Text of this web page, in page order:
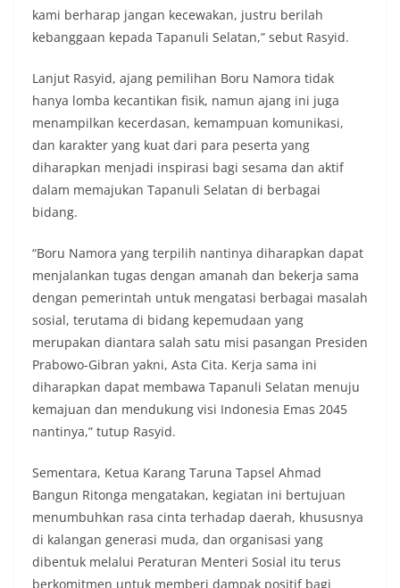
warning) guna mengantisipasi potensi gangguan
keamanan dan ketertiban masyarakat
(Kamtibmas) di lingkungan tempat tinggal warga.
Bhabinkamtibmas dapat menghimpun informasi
awal terkait situasi sosial, potensi kerawanan,
maupun hal-hal yang dapat mengganggu
kondusivitas wilayah, khususnya menjelang
perayaan HUT Kemerdekaan RI yang biasanya
diwarnai dengan berbagai kegiatan dan
keramaian warga.‎‎Dengan adanya deteksi dini ini,
dan kondusif hingga puncak perayaan HUT
Kemerdekaan RI berlangsung.‎‎Wujud Kedekatan
Polri dengan Masyarakat‎Kegiatan sambang Door
to Door System ini merupakan salah satu bentuk
implementasi program Polri Presisi yang
mengedepankan kehadiran dan kedekatan
personel Kepolisian dengan masyarakat. Melalui
kegiatan semacam ini, Bhabinkamtibmas tidak
hanya berperan sebagai penyampai informasi
dan imbauan, tetapi juga sebagai mitra
masyarakat dalam menjaga keamanan lingkungan
Bhabinkamtibmas di tengah-tengah warga
diharapkan dapat semakin mempererat
hubungan kemitraan antara Polri dan
masyarakat, sekaligus membangun kesadaran
kolektif warga akan pentingnya menjaga
keamanan, ketertiban, dan kekompakan
lingkungan, khususnya dalam menyambut
kami berharap jangan kecewakan, justru berilah
kebanggaan kepada Tapanuli Selatan,” sebut Rasyid.
Lanjut Rasyid, ajang pemilihan Boru Namora tidak
hanya lomba kecantikan fisik, namun ajang ini juga
menampilkan kecerdasan, kemampuan komunikasi,
dan karakter yang kuat dari para peserta yang
diharapkan menjadi inspirasi bagi sesama dan aktif
dalam memajukan Tapanuli Selatan di berbagai
bidang.
“Boru Namora yang terpilih nantinya diharapkan dapat
menjalankan tugas dengan amanah dan bekerja sama
dengan pemerintah untuk mengatasi berbagai masalah
sosial, terutama di bidang kepemudaan yang
merupakan diantara salah satu misi pasangan Presiden
Prabowo-Gibran yakni, Asta Cita. Kerja sama ini
diharapkan dapat membawa Tapanuli Selatan menuju
kemajuan dan mendukung visi Indonesia Emas 2045
nantinya,” tutup Rasyid.
Sementara, Ketua Karang Taruna Tapsel Ahmad
Bangun Ritonga mengatakan, kegiatan ini bertujuan
menumbuhkan rasa cinta terhadap daerah, khususnya
di kalangan generasi muda, dan organisasi yang
dibentuk melalui Peraturan Menteri Sosial itu terus
berkomitmen untuk memberi dampak positif bagi